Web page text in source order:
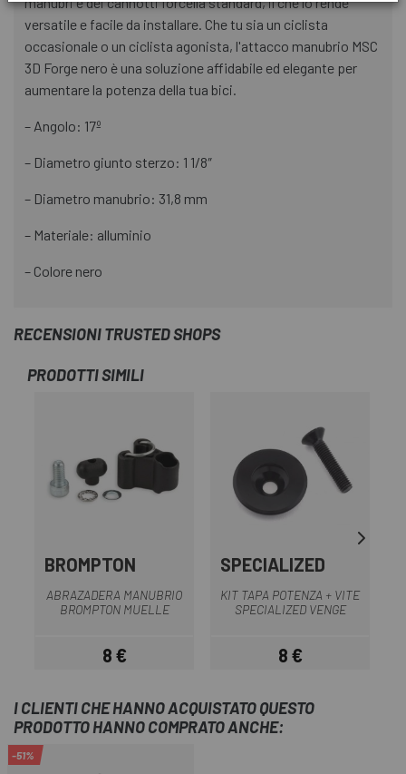
versatile e facile da installare. Che tu sia un ciclista
occasionale o un ciclista agonista, l'attacco manubrio MSC
3D Forge nero è una soluzione affidabile ed elegante per
aumentare la potenza della tua bici.
– Angolo: 17º
– Diametro giunto sterzo: 1 1/8″
– Diametro manubrio: 31,8 mm
– Materiale: alluminio
– Colore nero
RECENSIONI TRUSTED SHOPS
PRODOTTI SIMILI
BROMPTON
ABRAZADERA MANUBRIO
BROMPTON MUELLE
Prezzo
8 €
SPECIALIZED
KIT TAPA POTENZA + VITE
SPECIALIZED VENGE
Prezzo
8 €
I CLIENTI CHE HANNO ACQUISTATO QUESTO
PRODOTTO HANNO COMPRATO ANCHE:
-51%